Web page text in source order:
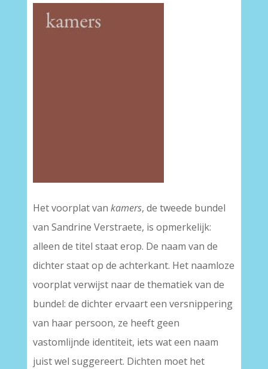
Het voorplat van kamers, de tweede bundel
van Sandrine Verstraete, is opmerkelijk:
alleen de titel staat erop. De naam van de
dichter staat op de achterkant. Het naamloze
voorplat verwijst naar de thematiek van de
bundel: de dichter ervaart een versnippering
van haar persoon, ze heeft geen
vastomlijnde identiteit, iets wat een naam
juist wel suggereert. Dichten moet het